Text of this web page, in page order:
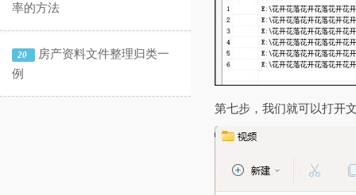
率的方法
20
房产资料文件整理归类一
例
第七步，我们就可以打开